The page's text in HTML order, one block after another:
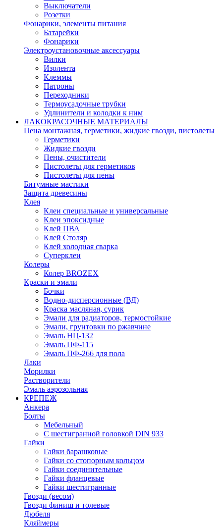
Выключатели
Розетки
Фонарики, элементы питания
Батарейки
Фонарики
Электроустановочные аксессуары
Вилки
Изолента
Клеммы
Патроны
Переходники
Термоусадочные трубки
Удлинители и колодки к ним
ЛАКОКРАСОЧНЫЕ МАТЕРИАЛЫ
Пена монтажная, герметики, жидкие гвозди, пистолеты
Герметики
Жидкие гвозди
Пены, очистители
Пистолеты для герметиков
Пистолеты для пены
Битумные мастики
Защита древесины
Клея
Клеи специальные и универсальные
Клеи эпоксидные
Клей ПВА
Клей Столяр
Клей холодная сварка
Суперклеи
Колеры
Колер BROZEX
Краски и эмали
Бочки
Водно-дисперсионные (ВД)
Краска масляная, сурик
Эмали для радиаторов, термостойкие
Эмали, грунтовки по ржавчине
Эмаль НЦ-132
Эмаль ПФ-115
Эмаль ПФ-266 для пола
Лаки
Морилки
Растворители
Эмаль аэрозольная
КРЕПЕЖ
Анкера
Болты
Мебельный
С шестигранной головкой DIN 933
Гайки
Гайки барашковые
Гайки со стопорным кольцом
Гайки соединительные
Гайки фланцевые
Гайки шестигранные
Гвозди (весом)
Гвозди финиш и толевые
Дюбеля
Кляймеры